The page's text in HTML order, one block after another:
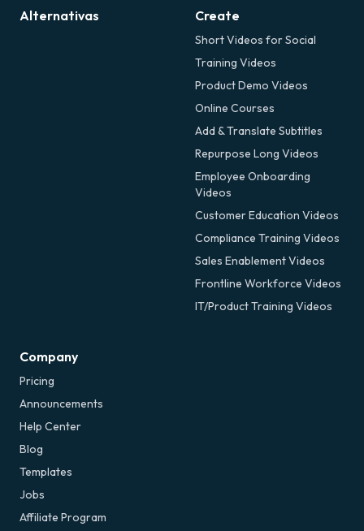
Alternativas Create
Short Videos for Social
Training Videos
Product Demo Videos
Online Courses
Add & Translate Subtitles
Repurpose Long Videos
Employee Onboarding
Videos
Customer Education Videos
Compliance Training Videos
Sales Enablement Videos
Frontline Workforce Videos
IT/Product Training Videos
Company
Pricing
Announcements
Help Center
Blog
Templates
Jobs
Affiliate Program